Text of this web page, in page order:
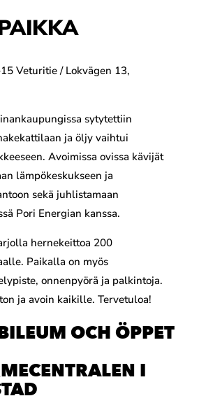
Veturitie / Lokvägen 13,
sytytettiin
ja öljy vaihtui
Avoimissa ovissa kävijät
lämpökeskukseen ja
sekä juhlistamaan
Pori Energian kanssa.
hernekeittoa 200
Paikalla on myös
onnenpyörä ja palkintoja.
ja avoin kaikille. Tervetuloa!
OCH ÖPPET
I